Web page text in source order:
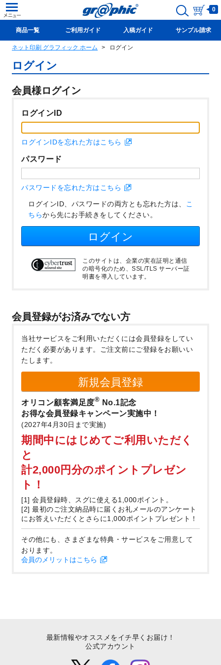
0
商品一覧 ご利用ガイド 入稿ガイド サンプル請求
新規会員登録(無料)
ネット印刷 グラフィック ホーム ログイン
ログイン
会員様ログイン
ログインID
ログインIDを忘れた方はこちら
パスワード
パスワードを忘れた方はこちら
ログインID、パスワードの両方とも忘れた方は、 こ
ちらから先にお手続きをしてください。
ログイン
このサイトは、企業の実在証明と通信
の暗号化のため、SSL/TLS サーバー証
明書を導入しています。
会員登録がお済みでない方
当社サービスをご利用いただくには会員登録をしてい
ただく必要があります。
ご注文前にご登録をお願いい
たします。
新規会員登録
オリコン顧客満足度® No.1記念
お得な会員登録キャンペーン実施中！
(2027年4月30日まで実施)
期間中にはじめてご利用いただく
と
計2,000円分のポイントプレゼン
ト！
[1] 会員登録時、スグに使える1,000ポイント。
[2] 最初のご注文納品時に届くお礼メールのアンケート
にお答えいただくとさらに1,000ポイントプレゼント！
その他にも、さまざまな特典・サービスをご用意して
おります。
会員のメリットはこちら
最新情報やオススメをイチ早くお届け！
公式アカウント